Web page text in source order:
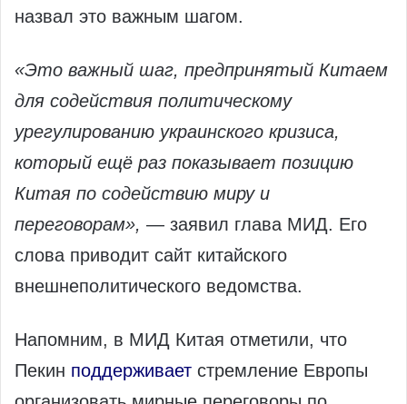
назвал это важным шагом.
«Это важный шаг, предпринятый Китаем
для содействия политическому
урегулированию украинского кризиса,
который ещё раз показывает позицию
Китая по содействию миру и
переговорам», — заявил глава МИД. Его
слова приводит сайт китайского
внешнеполитического ведомства.
Напомним, в МИД Китая отметили, что
Пекин поддерживает стремление Европы